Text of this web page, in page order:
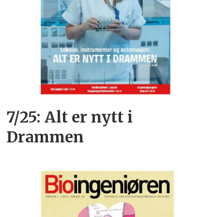
7/25: Alt er nytt i
Drammen